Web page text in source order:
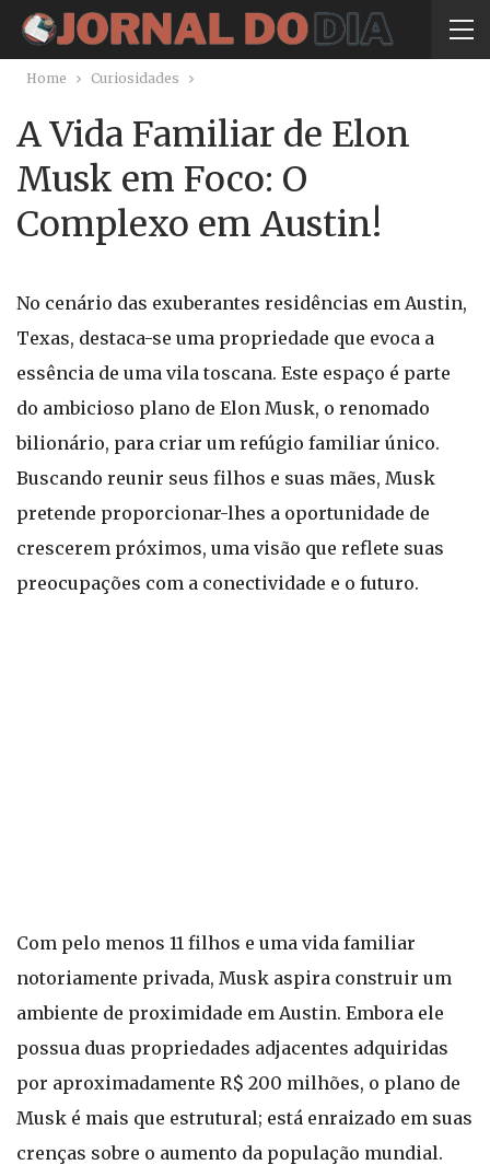
Home Curiosidades
A Vida Familiar de Elon
Musk em Foco: O
Complexo em Austin!
No cenário das exuberantes residências em Austin,
Texas, destaca-se uma propriedade que evoca a
essência de uma vila toscana. Este espaço é parte
do ambicioso plano de Elon Musk, o renomado
bilionário, para criar um refúgio familiar único.
Buscando reunir seus filhos e suas mães, Musk
pretende proporcionar-lhes a oportunidade de
crescerem próximos, uma visão que reflete suas
preocupações com a conectividade e o futuro.
Com pelo menos 11 filhos e uma vida familiar
notoriamente privada, Musk aspira construir um
ambiente de proximidade em Austin. Embora ele
possua duas propriedades adjacentes adquiridas
por aproximadamente R$ 200 milhões, o plano de
Musk é mais que estrutural; está enraizado em suas
crenças sobre o aumento da população mundial.